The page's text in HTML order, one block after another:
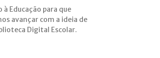
Digital Escolar.